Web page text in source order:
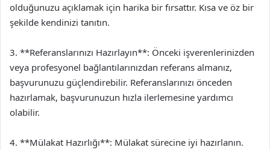
olduğunuzu açıklamak için harika bir fırsattır. Kısa ve öz bir
şekilde kendinizi tanıtın.
3. **Referanslarınızı Hazırlayın**: Önceki işverenlerinizden
veya profesyonel bağlantılarınızdan referans almanız,
başvurunuzu güçlendirebilir. Referanslarınızı önceden
hazırlamak, başvurunuzun hızla ilerlemesine yardımcı
olabilir.
4. **Mülakat Hazırlığı**: Mülakat sürecine iyi hazırlanın.